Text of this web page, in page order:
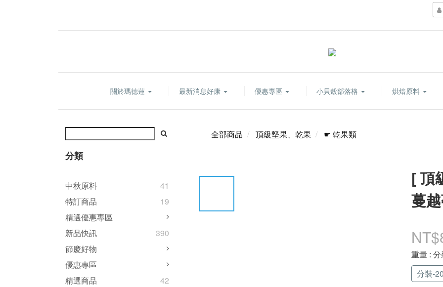
關於瑪德蓮 最新消息好康 優惠專區 小貝殼部落格 烘焙原料
分類
中秋原料
41
特訂商品
19
精選優惠專區
新品快訊
390
節慶好物
優惠專區
精選商品
42
全部商品 頂級堅果、乾果 ☛ 乾果類
[ 頂
蔓
重量 :
分裝-